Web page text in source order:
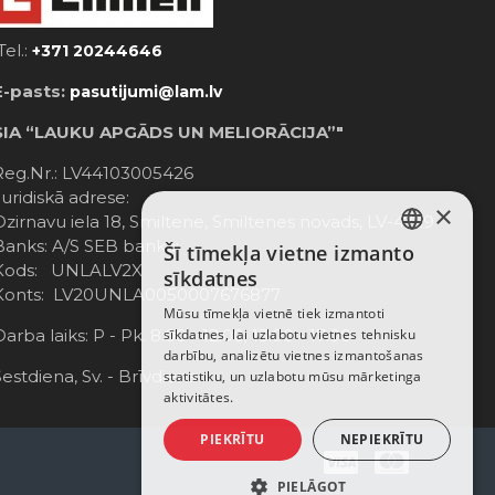
+371 20244646
pasts: pasutijumi@lam.lv
“LAUKU APGĀDS UN MELIORĀCIJA”"
LV44103005426
adrese:
iela 18, Smiltene, Smiltenes novads, LV-4729
A/S SEB banka;
UNLALV2X
LV20UNLA0050007676877
laiks: P - Pk. 8:00 - 12:00; 13:00 - 17:00
Sv. - Brīvdiena
LATVIAN
ENGLISH
×
Šī tīmekļa vietne izmanto
sīkdatnes
Mūsu tīmekļa vietnē tiek izmantoti
sīkdatnes, lai uzlabotu vietnes tehnisku
darbību, analizētu vietnes izmantošanas
statistiku, un uzlabotu mūsu mārketinga
aktivitātes.
PIEKRĪTU NEPIEKRĪTU
PIELĀGOT